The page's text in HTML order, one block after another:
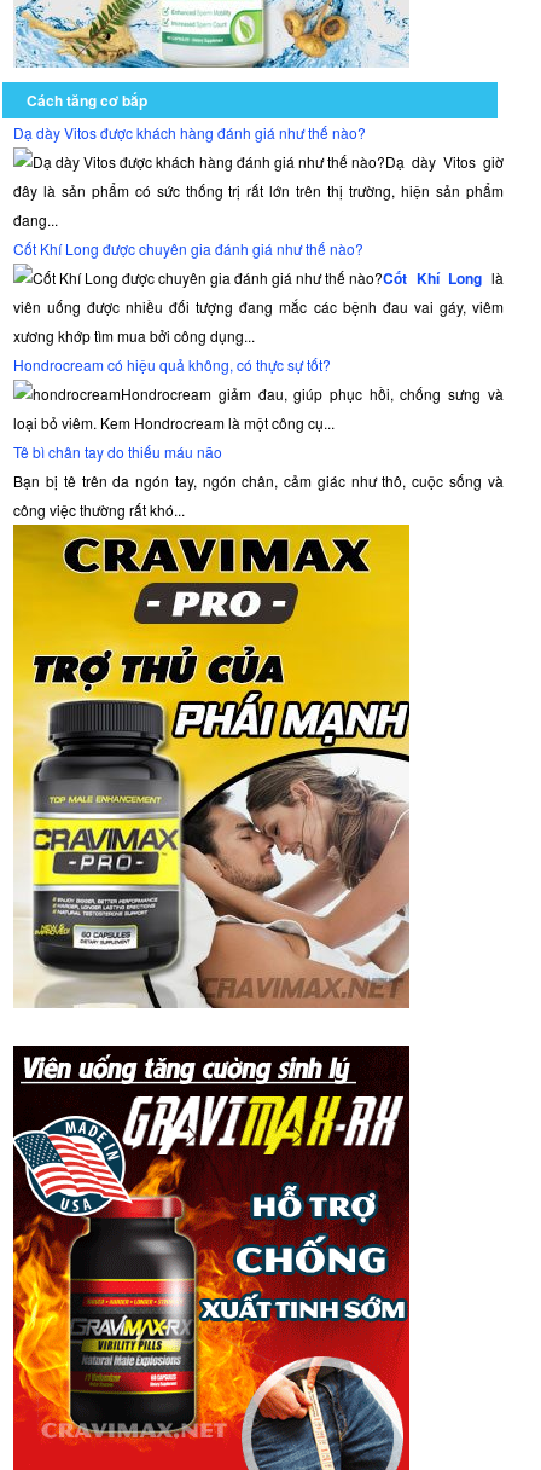
Cách tăng cơ bắp
Dạ dày Vitos được khách hàng đánh giá như thế nào?
Dạ dày Vitos giờ
đây là sản phẩm có sức thống trị rất lớn trên thị trường, hiện sản phẩm
đang...
Cốt Khí Long được chuyên gia đánh giá như thế nào?
Cốt Khí Long là
viên uống được nhiều đối tượng đang mắc các bệnh đau vai gáy, viêm
xương khớp tìm mua bởi công dụng...
Hondrocream có hiệu quả không, có thực sự tốt?
Hondrocream giảm đau, giúp phục hồi, chống sưng và
loại bỏ viêm. Kem Hondrocream là một công cụ...
Tê bì chân tay do thiếu máu não
Bạn bị tê trên da ngón tay, ngón chân, cảm giác như thô, cuộc sống và
công việc thường rất khó...